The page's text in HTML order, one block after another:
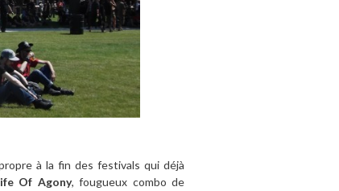
à la fin des festivals qui déjà
Of Agony, fougueux combo de